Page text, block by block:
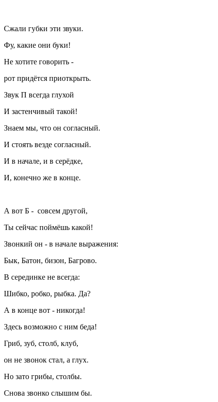
Сжали губки эти звуки.
Фу, какие они буки!
Не хотите говорить -
рот придётся приоткрыть.
Звук П всегда глухой
И застенчивый такой!
Знаем мы, что он согласный.
И стоять везде согласный.
И в начале, и в серёдке,
И, конечно же в конце.
А вот Б - совсем другой,
Ты сейчас поймёшь какой!
Звонкий он - в начале выражения:
Бык, Батон, бизон, Багрово.
В серединке не всегда:
Шибко, робко, рыбка. Да?
А в конце вот - никогда!
Здесь возможно с ним беда!
Гриб, зуб, столб, клуб,
он не звонок стал, а глух.
Но зато грибы, столбы.
Снова звонко слышим бы.